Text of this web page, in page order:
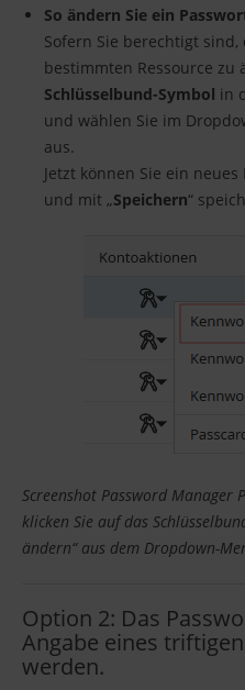
So ändern Sie ein
Sofern Sie berechtigt sind,
bestimmten Ressource zu
Schlüsselbund-Symbol in
und wählen Sie im
aus.
Jetzt können Sie ein
und mit „Speichern“
Screenshot Password Manager
klicken Sie auf das
ändern“ aus dem Dropdown-
Option 2: Das
Angabe eines
werden.